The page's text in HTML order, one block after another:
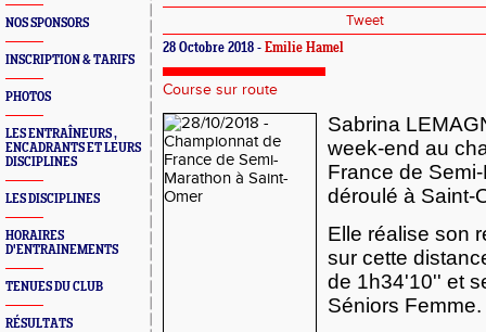
NOS SPONSORS
INSCRIPTION & TARIFS
PHOTOS
LES ENTRAÎNEURS ,
ENCADRANTS ET LEURS
DISCIPLINES
LES DISCIPLINES
HORAIRES
D'ENTRAINEMENTS
TENUES DU CLUB
RÉSULTATS
Tweet
28 Octobre 2018 - Emilie Hamel
Course sur route
Sabrina
week-end au
France de
déroulé à Saint-
Elle réalise son
sur cette
de 1h34'10'' et
Séniors